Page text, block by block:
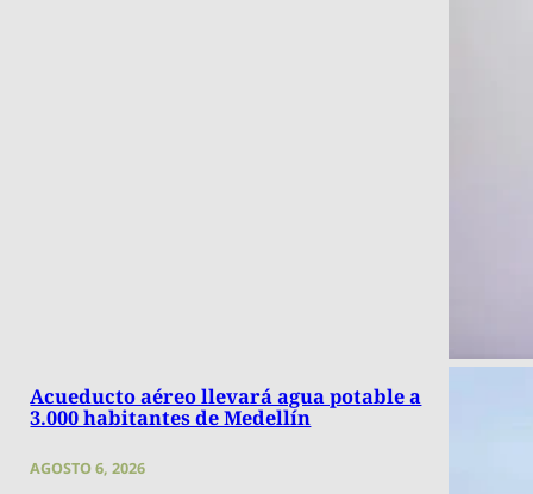
Acueducto aéreo llevará agua potable a
3.000 habitantes de Medellín
AGOSTO 6, 2026